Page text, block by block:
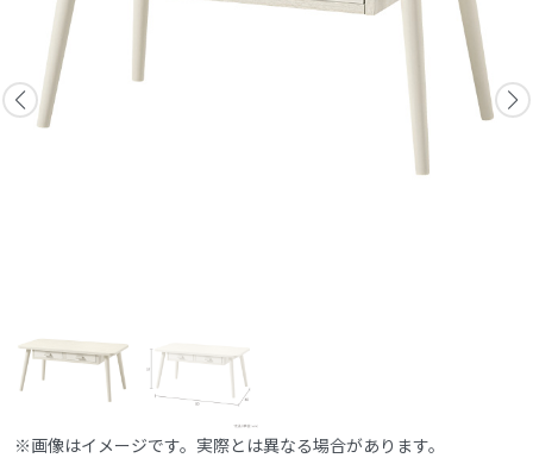
※画像はイメージです。実際とは異なる場合があります。